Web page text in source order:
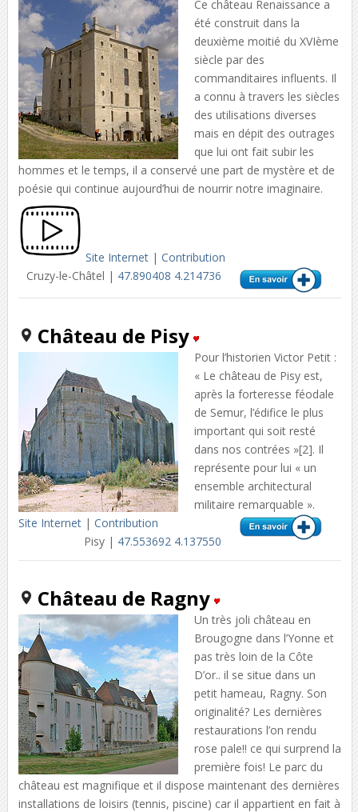
Ce château Renaissance a
été construit dans la
deuxième moitié du XVIème
siècle par des
commanditaires influents. Il
a connu à travers les siècles
des utilisations diverses
mais en dépit des outrages
que lui ont fait subir les
hommes et le temps, il a conservé une part de mystère et de
poésie qui continue aujourd’hui de nourrir notre imaginaire.
Site Internet| Contribution
Cruzy-le-Châtel | 47.890408 4.214736
Château de Pisy
Pour l’historien Victor Petit :
« Le château de Pisy est,
après la forteresse féodale
de Semur, l’édifice le plus
important qui soit resté
dans nos contrées »[2]. Il
représente pour lui « un
ensemble architectural
militaire remarquable ».
Site Internet| Contribution
Pisy | 47.553692 4.137550
Château de Ragny
Un très joli château en
Brougogne dans l’Yonne et
pas très loin de la Côte
D’or.. il se situe dans un
petit hameau, Ragny. Son
originalité? Les dernières
restaurations l’on rendu
rose pale!! ce qui surprend la
première fois! Le parc du
château est magnifique et il dispose maintenant des dernières
installations de loisirs (tennis, piscine) car il appartient en fait à